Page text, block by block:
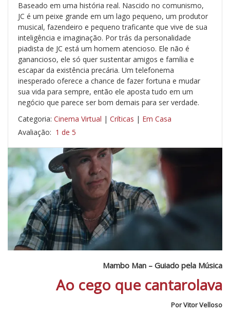
Baseado em uma história real. Nascido no comunismo,
JC é um peixe grande em um lago pequeno, um produtor
musical, fazendeiro e pequeno traficante que vive de sua
inteligência e imaginação. Por trás da personalidade
piadista de JC está um homem atencioso. Ele não é
ganancioso, ele só quer sustentar amigos e família e
escapar da existência precária. Um telefonema
inesperado oferece a chance de fazer fortuna e mudar
sua vida para sempre, então ele aposta tudo em um
negócio que parece ser bom demais para ser verdade.
Categoria: Cinema Virtual | Críticas | Em Casa
Avaliação: 1 de 5
Mambo Man – Guiado pela Música
Ao cego que cantarolava
Por Vitor Velloso